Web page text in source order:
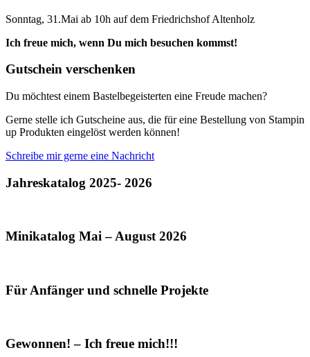
Sonntag, 31.Mai ab 10h auf dem Friedrichshof Altenholz
Ich freue mich, wenn Du mich besuchen kommst!
Gutschein verschenken
Du möchtest einem Bastelbegeisterten eine Freude machen?
Gerne stelle ich Gutscheine aus, die für eine Bestellung von Stampin
up Produkten eingelöst werden können!
Schreibe mir gerne eine Nachricht
Jahreskatalog 2025- 2026
Minikatalog Mai – August 2026
Für Anfänger und schnelle Projekte
Gewonnen! – Ich freue mich!!!